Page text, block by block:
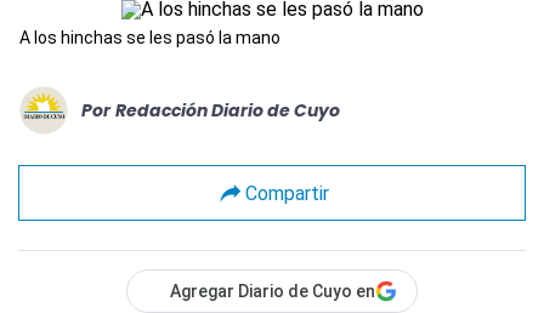
A los hinchas se les pasó la mano
Por Redacción Diario de Cuyo
Compartir
Agregar Diario de Cuyo en